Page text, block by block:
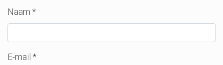
Naam *
E-mail *